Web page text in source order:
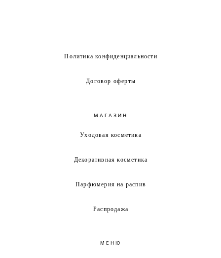
Политика конфиденциальности
Договор оферты
МАГАЗИН
Уходовая косметика
Декоративная косметика
Парфюмерия на распив
Распродажа
МЕНЮ